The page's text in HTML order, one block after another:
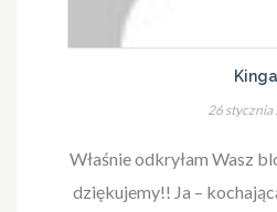
Kinga
26 stycznia
Właśnie odkryłam Wasz
dziękujemy!! Ja –